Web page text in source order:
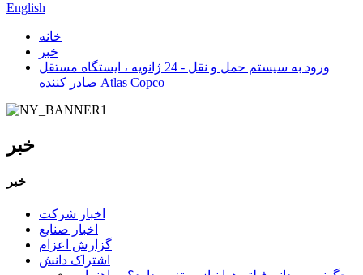
English
خانه
خبر
ورود به سیستم حمل و نقل - 24 ژانویه ، ایستگاه مستقل
صادر کننده Atlas Copco
خبر
خبر
اخبار شرکت
اخبار صنایع
گزارش اعزام
اشتراک دانش